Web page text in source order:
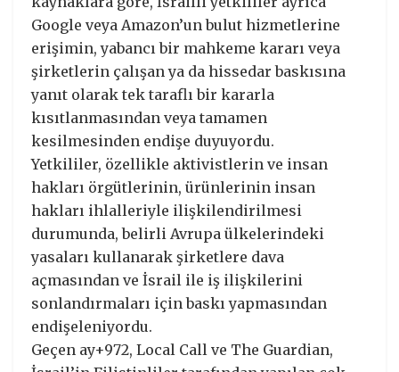
Google veya Amazon’un bulut hizmetlerine
erişimin, yabancı bir mahkeme kararı veya
şirketlerin çalışan ya da hissedar baskısına
yanıt olarak tek taraflı bir kararla
kısıtlanmasından veya tamamen
kesilmesinden endişe duyuyordu.
Yetkililer, özellikle aktivistlerin ve insan
hakları örgütlerinin, ürünlerinin insan
hakları ihlalleriyle ilişkilendirilmesi
durumunda, belirli Avrupa ülkelerindeki
yasaları kullanarak şirketlere dava
açmasından ve İsrail ile iş ilişkilerini
sonlandırmaları için baskı yapmasından
endişeleniyordu.
Geçen ay+972, Local Call ve The Guardian,